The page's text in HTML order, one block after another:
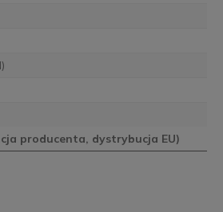
producenta, dystrybucja EU)